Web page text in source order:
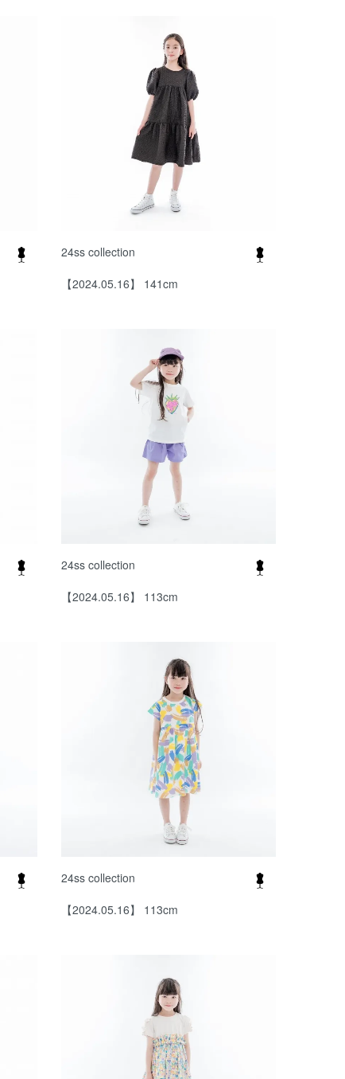
24ss collection
【2024.05.16】 141cm
24ss collection
【2024.05.16】 113cm
24ss collection
【2024.05.16】 113cm